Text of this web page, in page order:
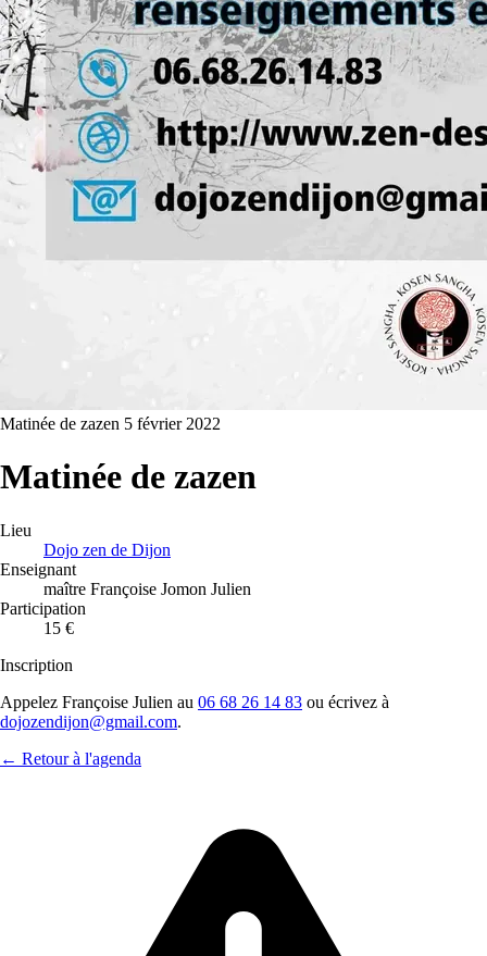
Matinée de zazen 5 février 2022
Matinée de zazen
Lieu
Dojo zen de Dijon
Enseignant
maître Françoise Jomon Julien
Participation
15 €
Inscription
Appelez Françoise Julien au 06 68 26 14 83 ou écrivez à
dojozendijon@gmail.com.
← Retour à l'agenda